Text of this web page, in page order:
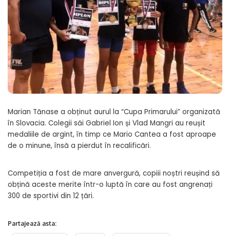
Marian Tănase a obținut aurul la “Cupa Primarului” organizată
în Slovacia. Colegii săi Gabriel Ion și Vlad Mangri au reușit
medaliile de argint, în timp ce Mario Cantea a fost aproape
de o minune, însă a pierdut în recalificări.
Competiția a fost de mare anvergură, copiii noștri reușind să
obțină aceste merite într-o luptă în care au fost angrenați
300 de sportivi din 12 țări.
Partajează asta: